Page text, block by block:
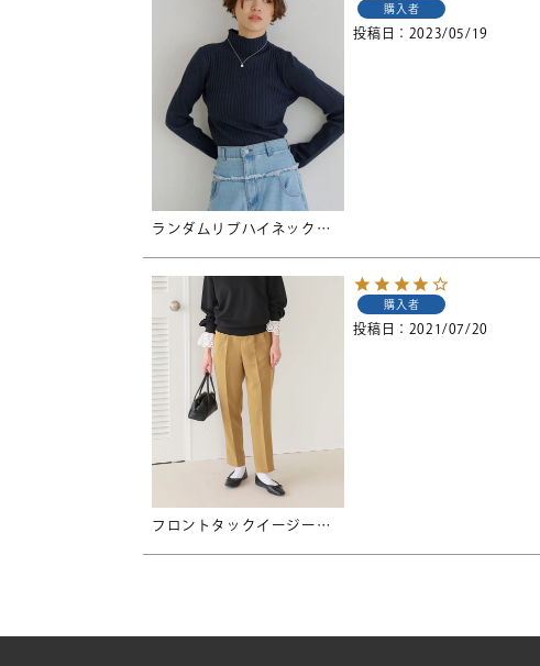
ランダムリブハイネックニット
購入者
投稿日 2023/05/19
フロントタックイージーテーパードパンツ【メール便可／100】
購入者
投稿日 2021/07/20